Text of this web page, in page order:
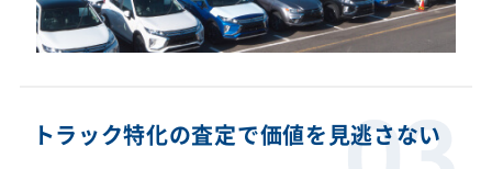
トラック特化の査定で価値を見逃さない